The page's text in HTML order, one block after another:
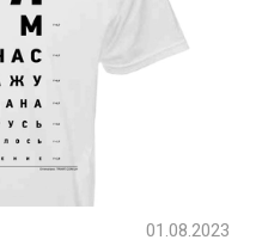
01.08.2023